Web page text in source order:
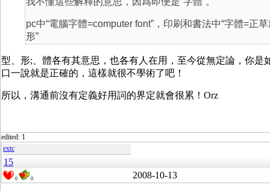
pc中“電腦字體=computer font”，印刷和書法中“字體=正
形”
型、形;、體各有其意思，也各有人在用，至今從無定論，你
口一說就是正確的，這樣就很不學術了吧！
所以，溝通前沒有定義好用詞的界定就會很累！Orz
edited: 1
extc
15
0 0 2008-10-13